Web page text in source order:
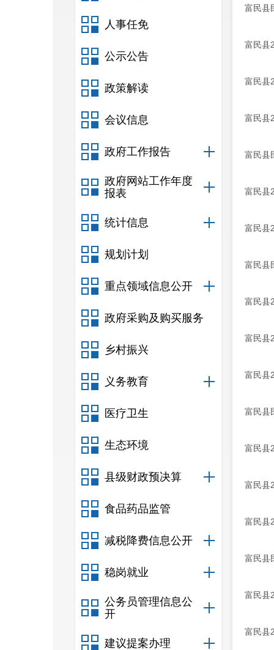
人事任免
公示公告
政策解读
会议信息
政府工作报告
政府网站工作年度
报表
统计信息
规划计划
重点领域信息公开
政府采购及购买服务
乡村振兴
义务教育
医疗卫生
生态环境
县级财政预决算
食品药品监管
减税降费信息公开
稳岗就业
公务员管理信息公
开
建议提案办理
富民县
富民县
富民县
富民县
富民县
富民县
富民县
富民县
富民县
富民县
富民县
富民县
富民县
富民县
富民县
富民县
富民县
富民县